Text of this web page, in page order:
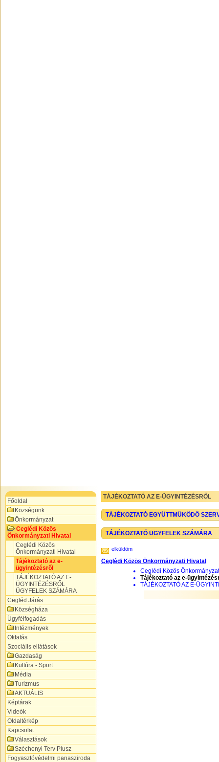
Főoldal
Községünk
Önkormányzat
Ceglédi Közös
Önkormányzati Hivatal
Ceglédi Közös
Önkormányzati Hivatal
Tájékoztató az e-
ügyintézésről
TÁJÉKOZTATÓ AZ E-
ÜGYINTÉZÉSRŐL
ÜGYFELEK SZÁMÁRA
Cegléd Járás
Községháza
Ügyfélfogadás
Intézmények
Oktatás
Szociális ellátások
Gazdaság
Kultúra - Sport
Média
Turizmus
AKTUÁLIS
Képtárak
Videók
Oldaltérkép
Kapcsolat
Választások
Széchenyi Terv Plusz
Fogyasztóvédelmi panasziroda
TÁJÉKOZTATÓ AZ E-ÜGYINTÉZÉSRŐL
TÁJÉKOZTATÓ EGYÜTTMŰKÖDŐ
TÁJÉKOZTATÓ ÜGYFELEK SZÁMÁRA
elküldöm
Ceglédi Közös Önkormányzati Hivatal
Ceglédi Közös
Tájékoztató az e-
TÁJÉKOZTATÓ AZ E-